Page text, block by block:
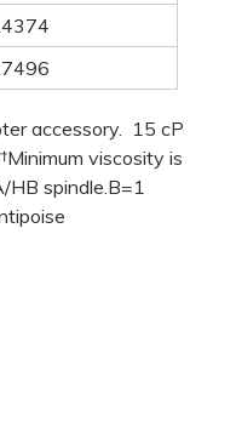
accessory. 15 cP
viscosity is
HB spindle.B=1